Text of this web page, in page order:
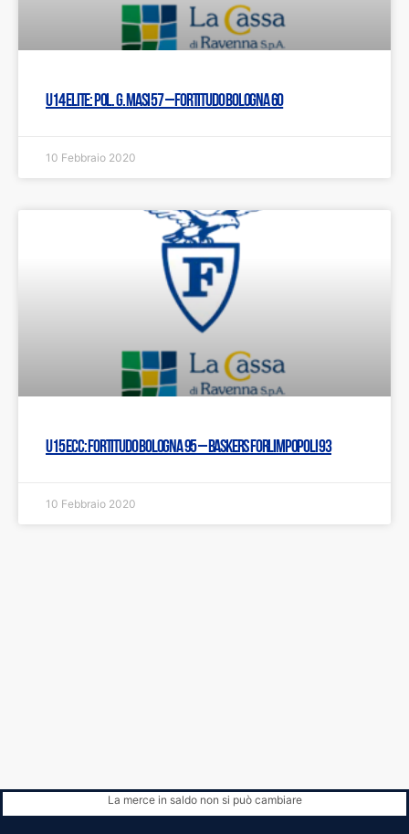
U14 Elite: Pol. G. Masi 57 – Fortitudo Bologna 60
10 Febbraio 2020
U15 Ecc: Fortitudo Bologna 95 – Baskers Forlimpopoli 93
10 Febbraio 2020
La merce in saldo non si può cambiare